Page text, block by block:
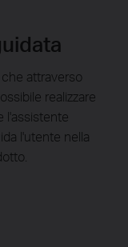
attraverso
realizzare
l'assistente
l'utente nella